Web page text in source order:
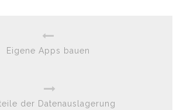
Eigene Apps bauen
der Datenauslagerung